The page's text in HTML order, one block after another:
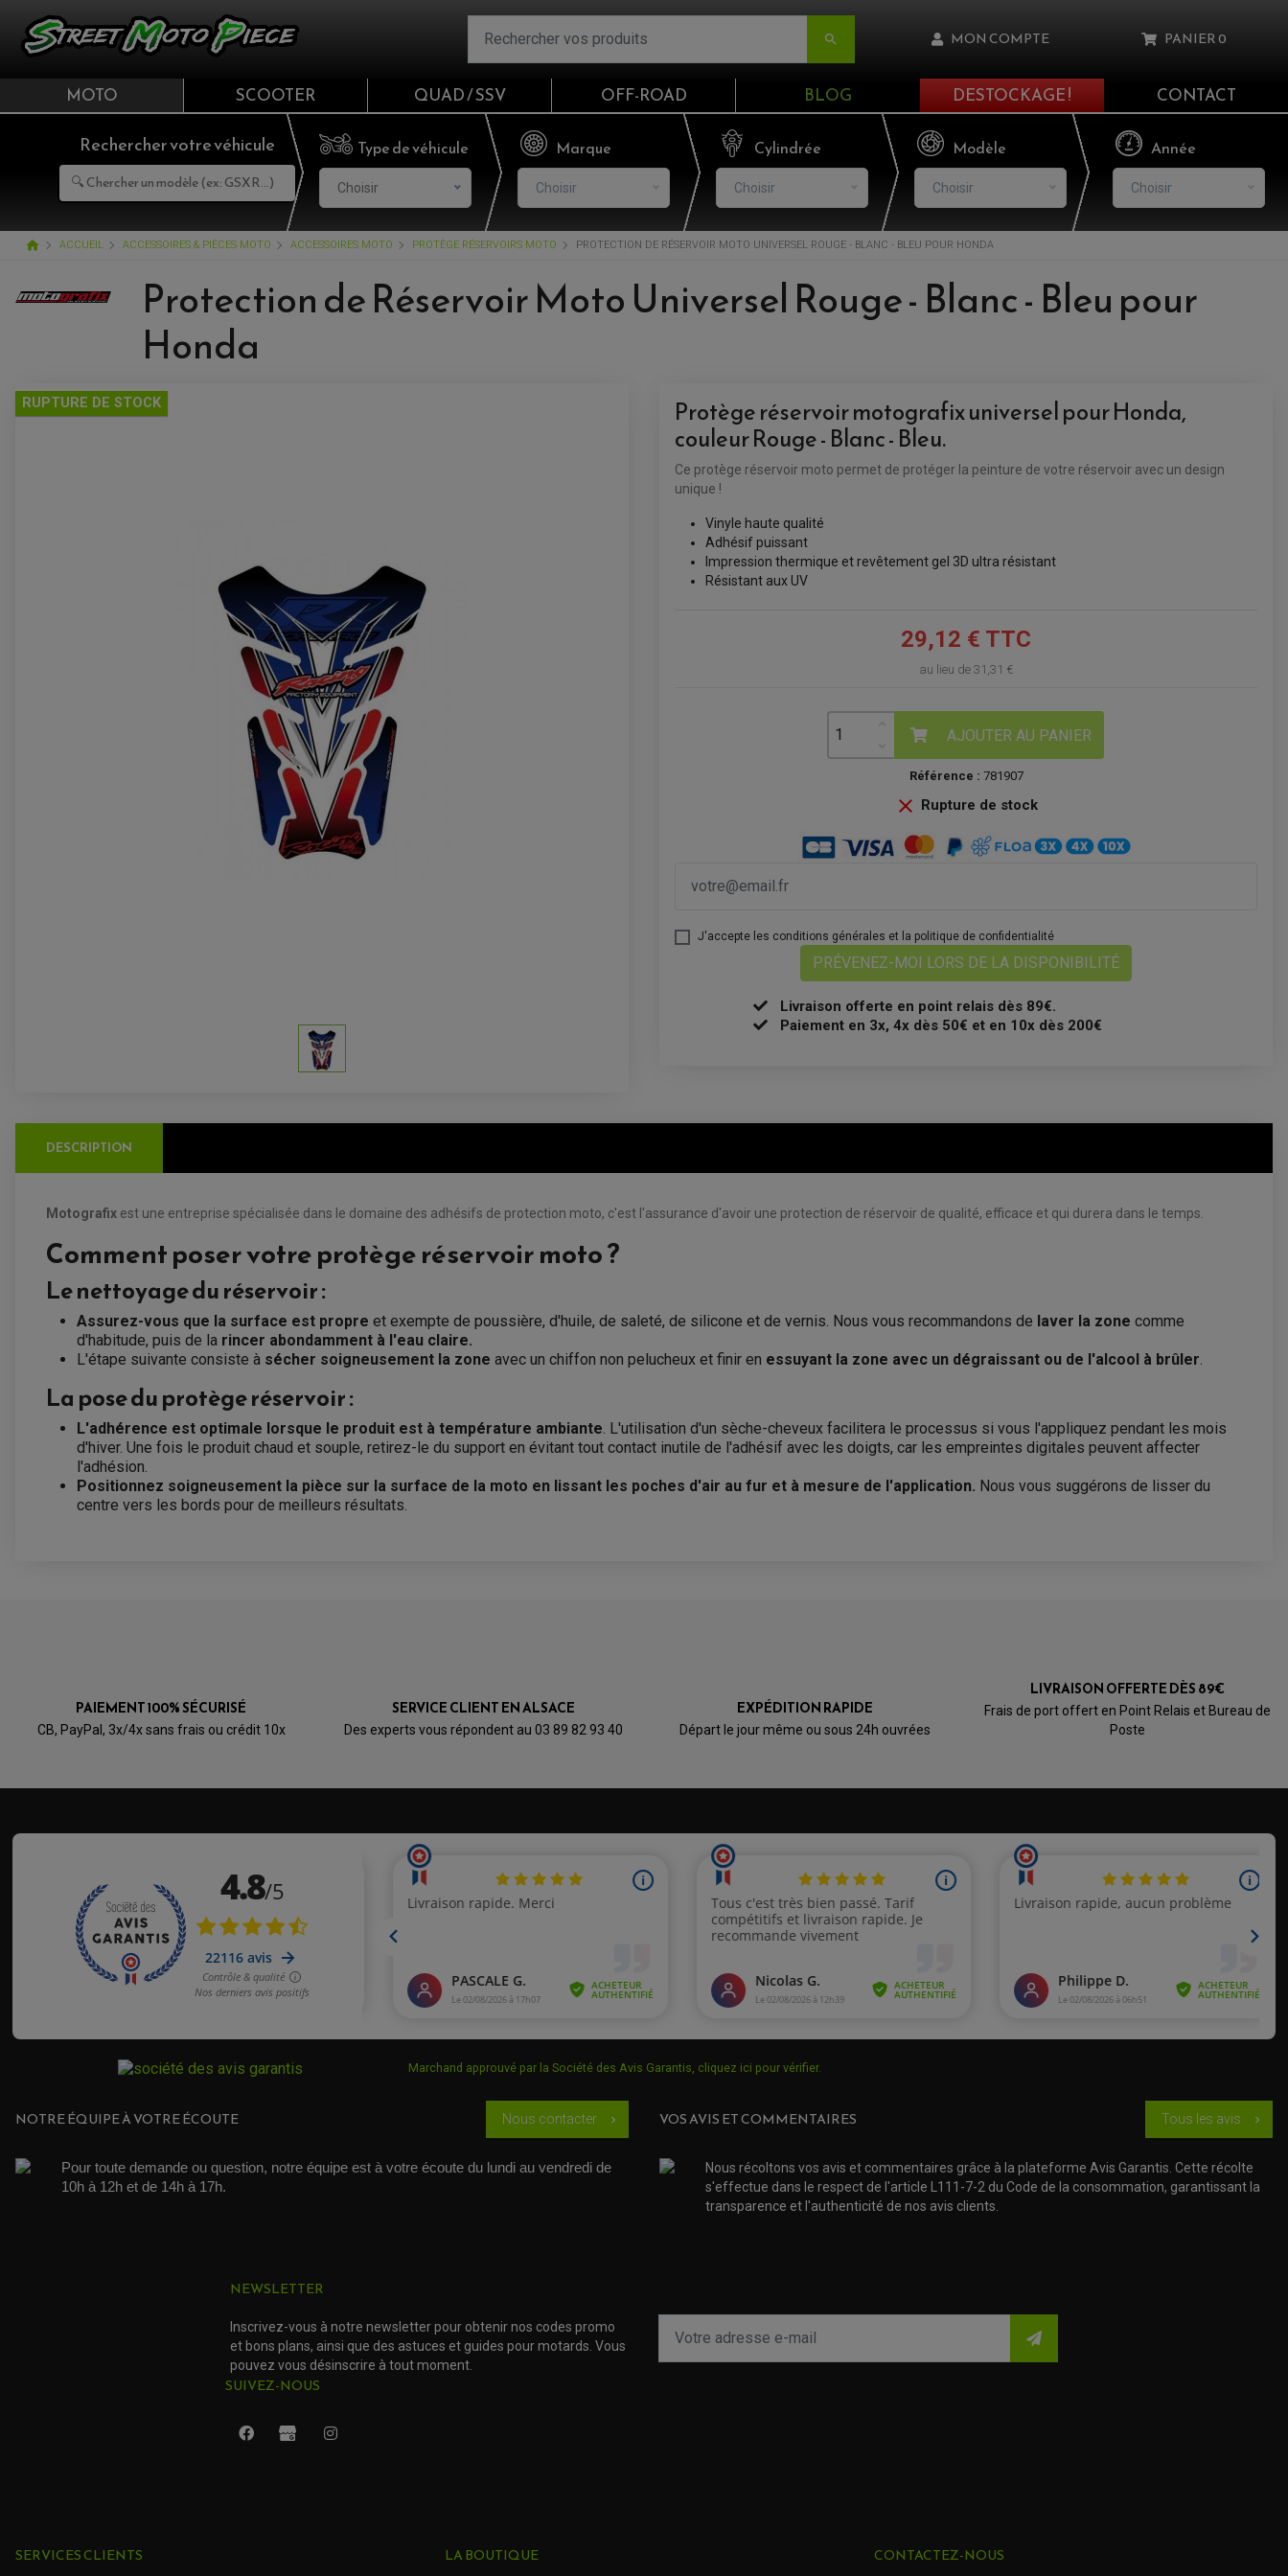
 MON COMPTE
Email
Mot de passe
CONNEXION
PANIER0
Il n'y a aucun produit dans votre panier
VOIR LE PANIER
MOTO SCOOTER QUAD / SSV OFF-ROAD BLOG DESTOCKAGE ! CONTACT
Rechercher votre véhicule Type de véhicule
Choisir
Marque
Choisir
Cylindrée
Choisir
Modèle
Choisir
Année
Choisir
home ACCUEIL ACCESSOIRES & PIÈCES MOTO ACCESSOIRES MOTO PROTÈGE RÉSERVOIRS MOTO PROTECTION DE RÉSERVOIR MOTO UNIVERSEL ROUGE - BLANC - BLEU POUR HONDA
Protection de Réservoir Moto Universel Rouge - Blanc - Bleu pour
Honda
RUPTURE DE STOCK Protège réservoir motografix universel pour Honda,
couleur Rouge - Blanc - Bleu.
Ce protège réservoir moto permet de protéger la peinture de votre réservoir avec un design
unique !
Vinyle haute qualité
Adhésif puissant
Impression thermique et revêtement gel 3D ultra résistant
Résistant aux UV
29,12 € TTC
au lieu de 31,31 €
AJOUTER AU PANIER
Référence : 781907
 Rupture de stock
J'accepte les conditions générales et la politique de confidentialité
PRÉVENEZ-MOI LORS DE LA DISPONIBILITÉ
Livraison offerte en point relais dès 89€.
Paiement en 3x, 4x dès 50€ et en 10x dès 200€
DESCRIPTION
Motografix est une entreprise spécialisée dans le domaine des adhésifs de protection moto, c'est l'assurance d'avoir une protection de réservoir de qualité, efficace et qui durera dans le temps.
Comment poser votre protège réservoir moto ?
Le nettoyage du réservoir :
Assurez-vous que la surface est propre et exempte de poussière, d'huile, de saleté, de silicone et de vernis. Nous vous recommandons de laver la zone comme
d'habitude, puis de la rincer abondamment à l'eau claire.
L'étape suivante consiste à sécher soigneusement la zone avec un chiffon non pelucheux et finir en essuyant la zone avec un dégraissant ou de l'alcool à brûler.
La pose du protège réservoir :
L'adhérence est optimale lorsque le produit est à température ambiante. L'utilisation d'un sèche-cheveux facilitera le processus si vous l'appliquez pendant les mois
d'hiver. Une fois le produit chaud et souple, retirez-le du support en évitant tout contact inutile de l'adhésif avec les doigts, car les empreintes digitales peuvent affecter
l'adhésion.
Positionnez soigneusement la pièce sur la surface de la moto en lissant les poches d'air au fur et à mesure de l'application. Nous vous suggérons de lisser du
centre vers les bords pour de meilleurs résultats.
PAIEMENT 100% SÉCURISÉ
CB, PayPal, 3x/4x sans frais ou crédit 10x
SERVICE CLIENT EN ALSACE
Des experts vous répondent au 03 89 82 93 40
EXPÉDITION RAPIDE
Départ le jour même ou sous 24h ouvrées
LIVRAISON OFFERTE DÈS 89€
Frais de port offert en Point Relais et Bureau de
Poste
Marchand approuvé par la Société des Avis Garantis, cliquez ici pour vérifier.
NOTRE ÉQUIPE À VOTRE ÉCOUTE Nous contacter chevron_right
Pour toute demande ou question, notre équipe est à votre écoute du lundi au vendredi de
10h à 12h et de 14h à 17h.
VOS AVIS ET COMMENTAIRES Tous les avis chevron_right
Nous récoltons vos avis et commentaires grâce à la plateforme Avis Garantis. Cette récolte
s'effectue dans le respect de l'article L111-7-2 du Code de la consommation, garantissant la
transparence et l'authenticité de nos avis clients.
NEWSLETTER
Inscrivez-vous à notre newsletter pour obtenir nos codes promo
et bons plans, ainsi que des astuces et guides pour motards. Vous
pouvez vous désinscrire à tout moment.
SUIVEZ-NOUS
SERVICES CLIENTS LA BOUTIQUE CONTACTEZ-NOUS